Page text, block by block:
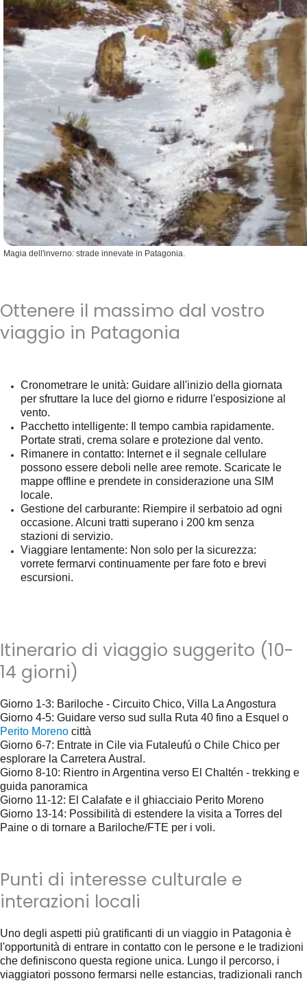
Magia dell'inverno: strade innevate in Patagonia.
Ottenere il massimo dal vostro
viaggio in Patagonia
Cronometrare le unità: Guidare all'inizio della giornata
per sfruttare la luce del giorno e ridurre l'esposizione al
vento.
Pacchetto intelligente: Il tempo cambia rapidamente.
Portate strati, crema solare e protezione dal vento.
Rimanere in contatto: Internet e il segnale cellulare
possono essere deboli nelle aree remote. Scaricate le
mappe offline e prendete in considerazione una SIM
locale.
Gestione del carburante: Riempire il serbatoio ad ogni
occasione. Alcuni tratti superano i 200 km senza
stazioni di servizio.
Viaggiare lentamente: Non solo per la sicurezza:
vorrete fermarvi continuamente per fare foto e brevi
escursioni.
Itinerario di viaggio suggerito (10-
14 giorni)
Giorno 1-3: Bariloche - Circuito Chico, Villa La Angostura
Giorno 4-5: Guidare verso sud sulla Ruta 40 fino a Esquel o
Perito Moreno città
Giorno 6-7: Entrate in Cile via Futaleufú o Chile Chico per
esplorare la Carretera Austral.
Giorno 8-10: Rientro in Argentina verso El Chaltén - trekking e
guida panoramica
Giorno 11-12: El Calafate e il ghiacciaio Perito Moreno
Giorno 13-14: Possibilità di estendere la visita a Torres del
Paine o di tornare a Bariloche/FTE per i voli.
Punti di interesse culturale e
interazioni locali
Uno degli aspetti più gratificanti di un viaggio in Patagonia è
l'opportunità di entrare in contatto con le persone e le tradizioni
che definiscono questa regione unica. Lungo il percorso, i
viaggiatori possono fermarsi nelle estancias, tradizionali ranch